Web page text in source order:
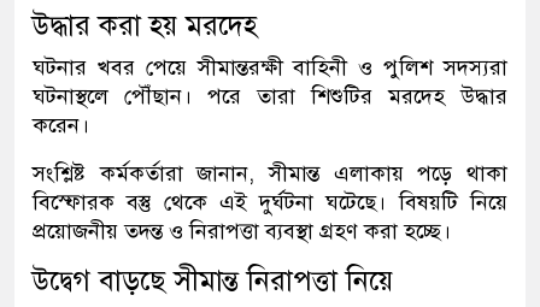
উদ্ধার করা হয় মরদেহ
ঘটনার খবর পেয়ে সীমান্তরক্ষী বাহিনী ও পুলিশ সদস্যরা
ঘটনাস্থলে পৌঁছান। পরে তারা শিশুটির মরদেহ উদ্ধার
করেন।
সংশ্লিষ্ট কর্মকর্তারা জানান, সীমান্ত এলাকায় পড়ে থাকা
বিস্ফোরক বস্তু থেকে এই দুর্ঘটনা ঘটেছে। বিষয়টি নিয়ে
প্রয়োজনীয় তদন্ত ও নিরাপত্তা ব্যবস্থা গ্রহণ করা হচ্ছে।
উদ্বেগ বাড়ছে সীমান্ত নিরাপত্তা নিয়ে